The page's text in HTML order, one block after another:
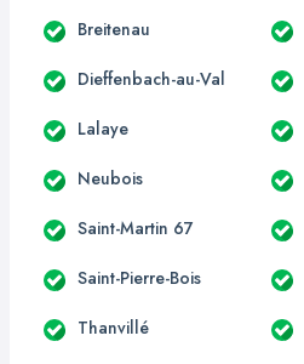
Breitenau
Dieffenbach-au-Val
Lalaye
Neubois
Saint-Martin 67
Saint-Pierre-Bois
Thanvillé